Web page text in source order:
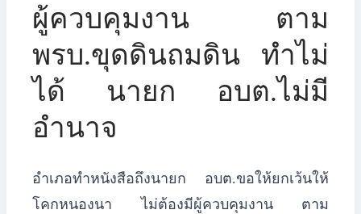
ผู้ควบคุมงาน ตาม
พรบ.ขุดดินถมดิน ทำไม่
ได้ นายก อบต.ไม่มี
อำนาจ
​อำเภอทำหนังสือถึงนายก อบต.ขอให้ยกเว้นให้
โคกหนองนา ไม่ต้องมีผู้ควบคุมงาน ตาม